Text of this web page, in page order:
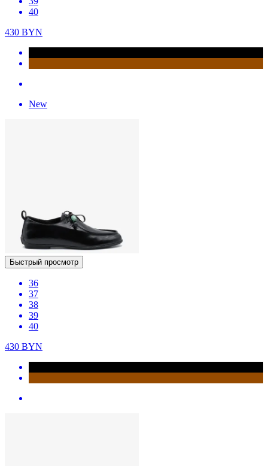
40
430 BYN
New
Быстрый просмотр
36
37
38
39
40
430 BYN